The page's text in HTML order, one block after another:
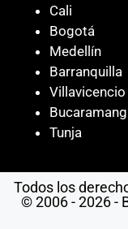
Cali
Bogotá
Medellín
Barranquilla
Villavicencio
Tunja
Todos los
© 2006 - 2026 -